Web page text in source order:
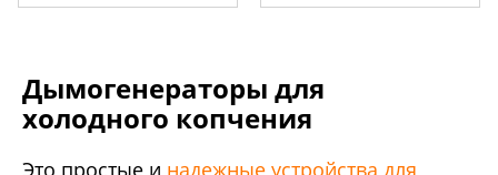
Дымогенераторы для
холодного копчения
Это простые и надежные устройства для